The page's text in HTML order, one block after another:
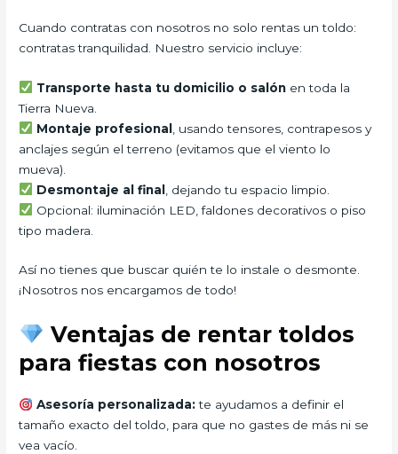
Cuando contratas con nosotros no solo rentas un toldo:
contratas tranquilidad. Nuestro servicio incluye:
Transporte hasta tu domicilio o salónen toda la
Tierra Nueva.
Montaje profesional, usando tensores, contrapesos y
anclajes según el terreno (evitamos que el viento lo
mueva).
Desmontaje al final, dejando tu espacio limpio.
Opcional: iluminación LED, faldones decorativos o piso
tipo madera.
Así no tienes que buscar quién te lo instale o desmonte.
¡Nosotros nos encargamos de todo!
Ventajas de rentar toldos
para fiestas con nosotros
Asesoría personalizada:te ayudamos a definir el
tamaño exacto del toldo, para que no gastes de más ni se
vea vacío.